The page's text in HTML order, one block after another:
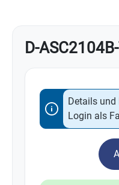
D-
Details und
Login als